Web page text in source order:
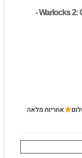
Warlocks 2: God Slayers -
Warlocks 2: God Slayers -
★אחריות מלאה